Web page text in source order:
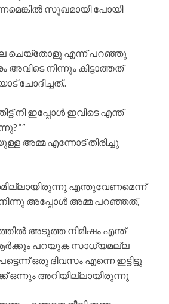
സുഖമായി പോയി
ചെയ്തോളൂ എന്ന് പറഞ്ഞു
അവിടെ നിന്നും കിട്ടാത്തത്
ചോദിച്ചത്..
നീ ഇപ്പോൾ ഇവിടെ എന്ത്
“”
അമ്മ എന്നോട് തിരിച്ചു
എന്തുവേണമെന്ന്
അപ്പോൾ അമ്മ പറഞ്ഞത്,
അടുത്ത നിമിഷം എന്ത്
പറയുക സാധ്യമല്ല
ഒരു ദിവസം എന്നെ ഇട്ടിട്ടു
ഒന്നും അറിയില്ലായിരുന്നു